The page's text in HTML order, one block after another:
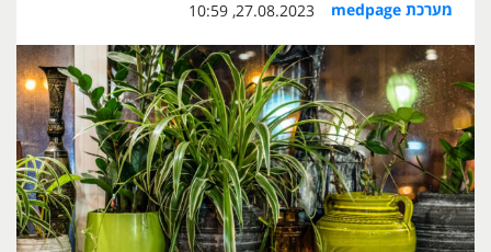
מערכת medpage 27.08.2023, 10:59